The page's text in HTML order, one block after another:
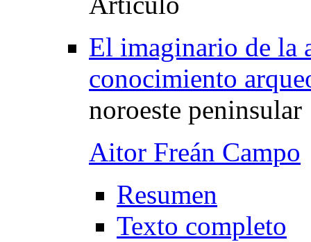
El imaginario de la
conocimiento
noroeste peninsular
Aitor Freán Campo
Resumen
Texto completo